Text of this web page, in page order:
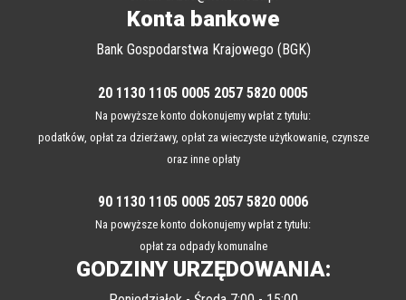
email: urzad@komancza.pl
Konta bankowe
Bank Gospodarstwa Krajowego (BGK)
20 1130 1105 0005 2057 5820 0005
Na powyższe konto dokonujemy wpłat z tytułu:
podatków, opłat za dzierżawy, opłat za wieczyste użytkowanie, czynsze
oraz inne opłaty
90 1130 1105 0005 2057 5820 0006
Na powyższe konto dokonujemy wpłat z tytułu:
opłat za odpady komunalne
GODZINY URZĘDOWANIA: